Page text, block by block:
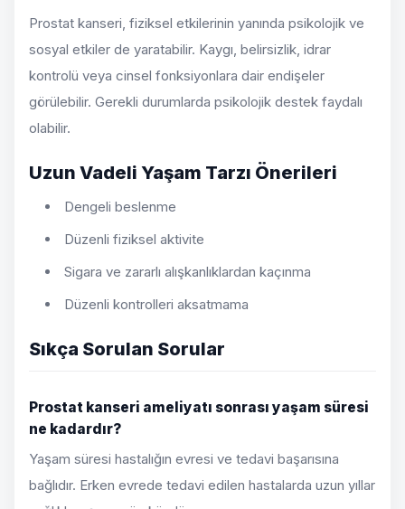
Prostat kanseri, fiziksel etkilerinin yanında psikolojik ve
sosyal etkiler de yaratabilir. Kaygı, belirsizlik, idrar
kontrolü veya cinsel fonksiyonlara dair endişeler
görülebilir. Gerekli durumlarda psikolojik destek faydalı
olabilir.
Uzun Vadeli Yaşam Tarzı Önerileri
Dengeli beslenme
Düzenli fiziksel aktivite
Sigara ve zararlı alışkanlıklardan kaçınma
Düzenli kontrolleri aksatmama
Sıkça Sorulan Sorular
Prostat kanseri ameliyatı sonrası yaşam süresi
ne kadardır?
Yaşam süresi hastalığın evresi ve tedavi başarısına
bağlıdır. Erken evrede tedavi edilen hastalarda uzun yıllar